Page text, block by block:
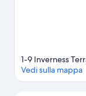
1-9 Inverness
Vedi sulla mappa